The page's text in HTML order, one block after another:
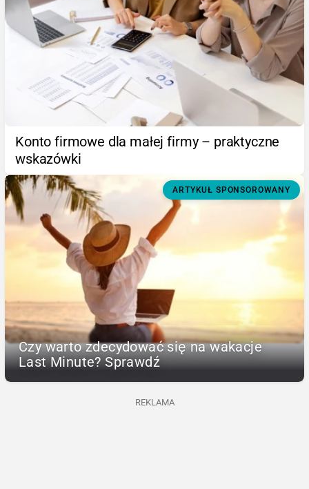
Konto firmowe dla małej firmy – praktyczne
wskazówki
ARTYKUŁ SPONSOROWANY
Czy warto zdecydować się na wakacje
Last Minute? Sprawdź
REKLAMA